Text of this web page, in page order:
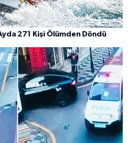
271 Kişi Ölümden Döndü